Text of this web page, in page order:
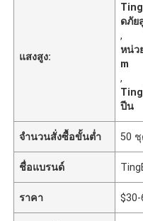
แสงสูง:
ดภัย
,
หน่ว
m
,
ปีน
จำนวนสั่งซื้อขั้นต่ำ 50
ชื่อแบรนด์
ราคา